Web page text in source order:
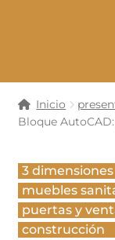
Inicio
Bloque
3 dimensiones
muebles
puertas y
construcción